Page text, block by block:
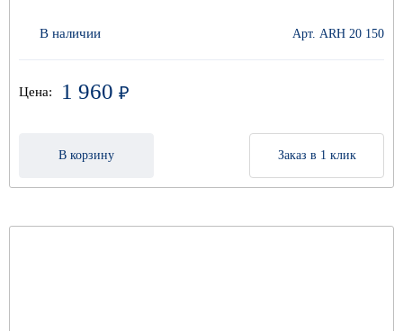
В наличии Арт. ARH 20 150
Цена: 1 960 ₽
В корзину Заказ в 1 клик